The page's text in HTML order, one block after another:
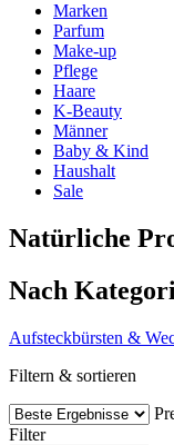
Marken
Parfum
Make-up
Pflege
Haare
K-Beauty
Männer
Baby & Kind
Haushalt
Sale
Natürliche
Nach
Aufsteckbürsten &
Filtern & sortieren
Filter